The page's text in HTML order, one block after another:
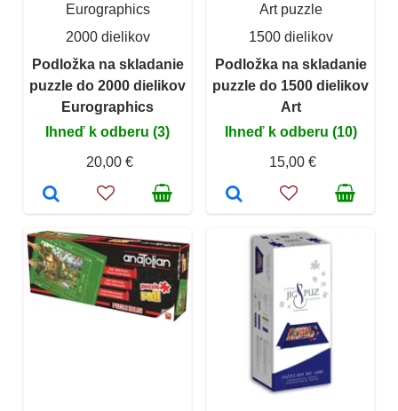
Eurographics
2000 dielikov
Podložka na skladanie
puzzle do 2000 dielikov
Eurographics
Ihneď k odberu (3)
20,00 €
Art puzzle
1500 dielikov
Podložka na skladanie
puzzle do 1500 dielikov
Art
Ihneď k odberu (10)
15,00 €